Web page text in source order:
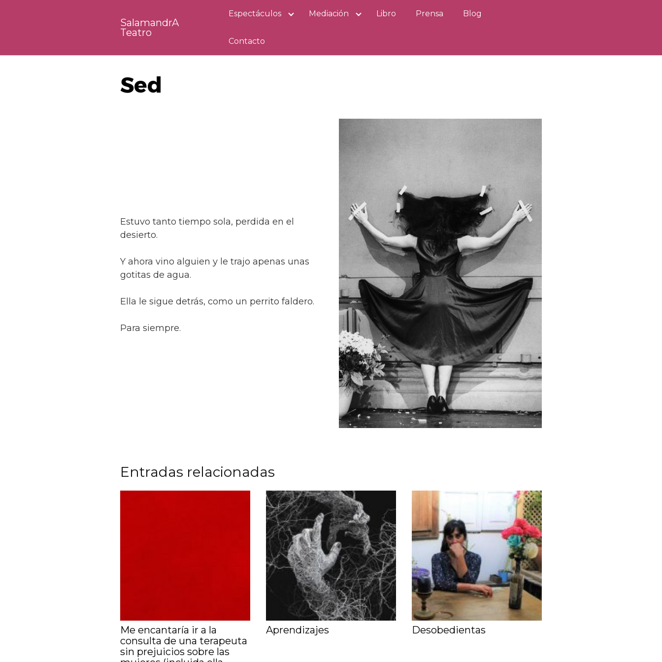
SalamandrA
Teatro
Espectáculos Mediación Libro Prensa Blog
Contacto
Sed
Estuvo tanto tiempo sola, perdida en el
desierto.
Y ahora vino alguien y le trajo apenas unas
gotitas de agua.
Ella le sigue detrás, como un perrito faldero.
Para siempre.
Entradas relacionadas
Me encantaría ir a la
consulta de una terapeuta
sin prejuicios sobre las
Aprendizajes Desobedientas